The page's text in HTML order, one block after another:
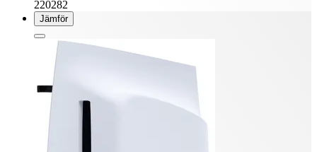
220282
Jämför